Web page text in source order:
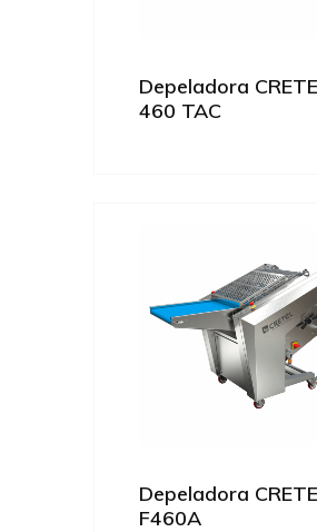
Depeladora
460 TAC
Depeladora
F460A